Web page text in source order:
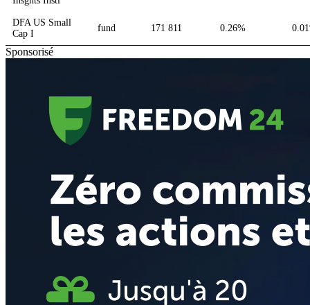
DFA US Small
Cap I
fund 171 811 0.26%
Sponsorisé